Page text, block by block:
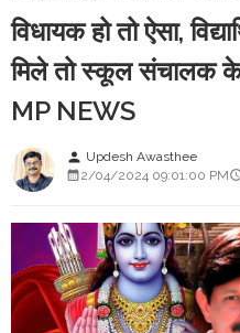
विधायक हो तो ऐसा,
मिले तो स्कूल संचालक
MP NEWS
person Updesh Awasthee
2/04/2024 09:01:00 PM